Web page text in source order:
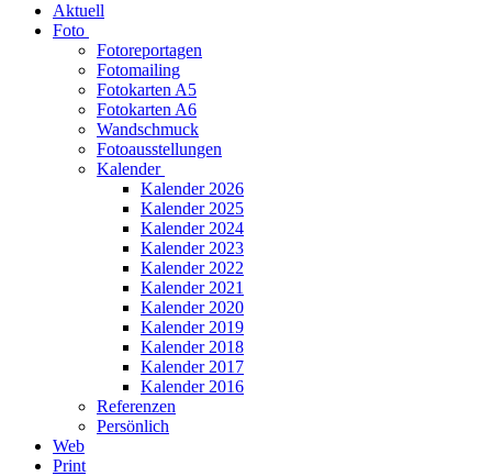
Aktuell
Foto
Fotoreportagen
Fotomailing
Fotokarten A5
Fotokarten A6
Wandschmuck
Fotoausstellungen
Kalender
Kalender 2026
Kalender 2025
Kalender 2024
Kalender 2023
Kalender 2022
Kalender 2021
Kalender 2020
Kalender 2019
Kalender 2018
Kalender 2017
Kalender 2016
Referenzen
Persönlich
Web
Print